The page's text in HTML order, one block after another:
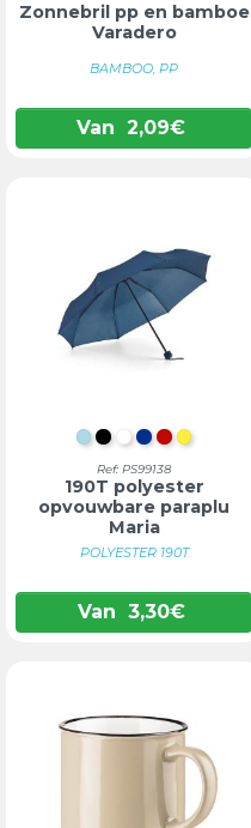
Zonnebril pp en bamboe
Varadero
BAMBOO, PP
Van 2,09€
LICHTBLAUW
ZWART
WITBLAUW
ROOD
GEEL
Ref: PS99138
190T polyester
opvouwbare paraplu
Maria
POLYESTER 190T
Van 3,30€